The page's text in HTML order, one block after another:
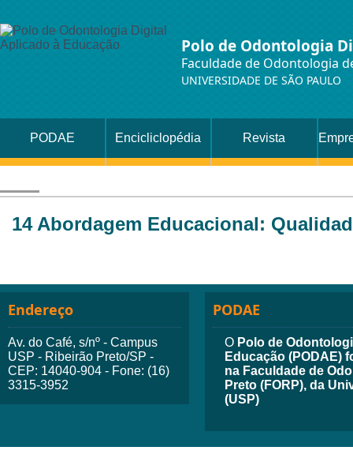
Polo de Odontologia
Faculdade de Odontologia
UNIVERSIDADE DE SÃO PAULO
PODAE Encicliclopédia Revista
14 Abordagem Educacional:
Endereço
Av. do Café, s/nº - Campus
USP - Ribeirão Preto/SP -
CEP: 14040-904 - Fone: (16)
3315-3952
PODAE
O Polo de
Educação (PODAE)
na Faculdade de
Preto (FORP), da
(USP)